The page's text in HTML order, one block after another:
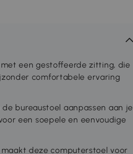
met een gestoffeerde zitting, die
comfortabele ervaring
de bureaustoel aanpassen aan je
een soepele en eenvoudige
deze computerstoel voor